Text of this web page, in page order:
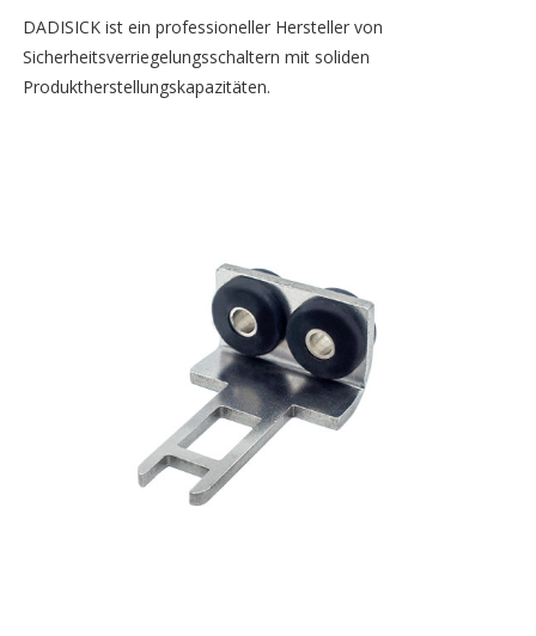
DADISICK ist ein professioneller Hersteller von
Sicherheitsverriegelungsschaltern mit soliden
Produktherstellungskapazitäten.